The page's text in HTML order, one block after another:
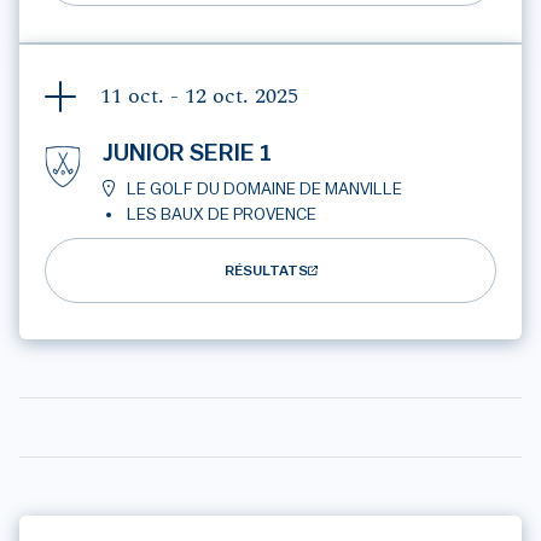
11 oct. - 12 oct. 2025
JUNIOR SERIE 1
LE GOLF DU DOMAINE DE MANVILLE
LES BAUX DE PROVENCE
RÉSULTATS